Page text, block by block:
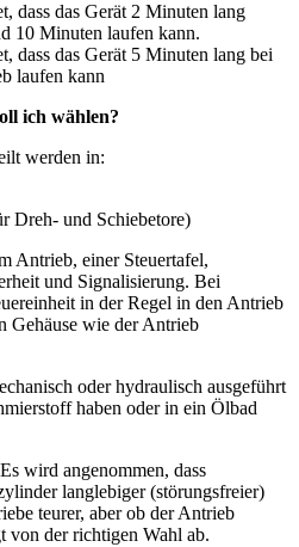
dass das Gerät 2 Minuten lang
10 Minuten laufen kann.
dass das Gerät 5 Minuten lang bei
laufen kann
ich wählen?
werden in:
Dreh- und Schiebetore)
Antrieb, einer Steuertafel,
und Signalisierung. Bei
in der Regel in den Antrieb
Gehäuse wie der Antrieb
oder hydraulisch ausgeführt
haben oder in ein Ölbad
wird angenommen, dass
langlebiger (störungsfreier)
teurer, aber ob der Antrieb
von der richtigen Wahl ab.